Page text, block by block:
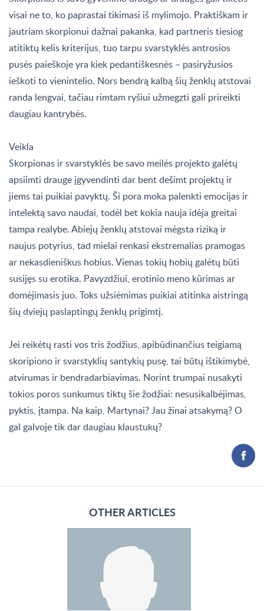
visai ne to, ko paprastai tikimasi iš mylimojo. Praktiškam ir
jautriam skorpionui dažnai pakanka, kad partneris tiesiog
atitiktų kelis kriterijus, tuo tarpu svarstyklės antrosios
pusės paieškoje yra kiek pedantiškesnės – pasiryžusios
ieškoti to vienintelio. Nors bendrą kalbą šių ženklų atstovai
randa lengvai, tačiau rimtam ryšiui užmegzti gali prireikti
daugiau kantrybės.
Veikla
Skorpionas ir svarstyklės be savo meilės projekto galėtų
apsiimti drauge įgyvendinti dar bent dešimt projektų ir
jiems tai puikiai pavyktų. Ši pora moka palenkti emocijas ir
intelektą savo naudai, todėl bet kokia nauja idėja greitai
tampa realybe. Abiejų ženklų atstovai mėgsta riziką ir
naujus potyrius, tad mielai renkasi ekstremalias pramogas
ar nekasdieniškus hobius. Vienas tokių hobių galėtų būti
susijęs su erotika. Pavyzdžiui, erotinio meno kūrimas ar
domėjimasis juo. Toks užsiėmimas puikiai atitinka aistringą
šių dviejų paslaptingų ženklų prigimtį.
Jei reikėtų rasti vos tris žodžius, apibūdinančius teigiamą
skoripiono ir svarstyklių santykių pusę, tai būtų ištikimybė,
atvirumas ir bendradarbiavimas. Norint trumpai nusakyti
tokios poros sunkumus tiktų šie žodžiai: nesusikalbėjimas,
pyktis, įtampa. Na kaip, Martynai? Jau žinai atsakymą? O
gal galvoje tik dar daugiau klaustukų?
OTHER ARTICLES